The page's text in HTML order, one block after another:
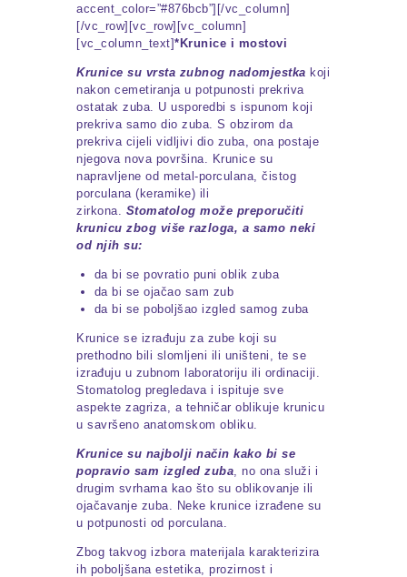
accent_color=”#876bcb”][/vc_column]
[/vc_row][vc_row][vc_column]
[vc_column_text]*Krunice i mostovi
Krunice su vrsta zubnog nadomjestka koji
nakon cemetiranja u potpunosti prekriva
ostatak zuba. U usporedbi s ispunom koji
prekriva samo dio zuba. S obzirom da
prekriva cijeli vidljivi dio zuba, ona postaje
njegova nova površina. Krunice su
napravljene od metal-porculana, čistog
porculana (keramike) ili
zirkona. Stomatolog može preporučiti
krunicu zbog više razloga, a samo neki
od njih su:
da bi se povratio puni oblik zuba
da bi se ojačao sam zub
da bi se poboljšao izgled samog zuba
Krunice se izrađuju za zube koji su
prethodno bili slomljeni ili uništeni, te se
izrađuju u zubnom laboratoriju ili ordinaciji.
Stomatolog pregledava i ispituje sve
aspekte zagriza, a tehničar oblikuje krunicu
u savršeno anatomskom obliku.
Krunice su najbolji način kako bi se
popravio sam izgled zuba, no ona služi i
drugim svrhama kao što su oblikovanje ili
ojačavanje zuba. Neke krunice izrađene su
u potpunosti od porculana.
Zbog takvog izbora materijala karakterizira
ih poboljšana estetika, prozirnost i